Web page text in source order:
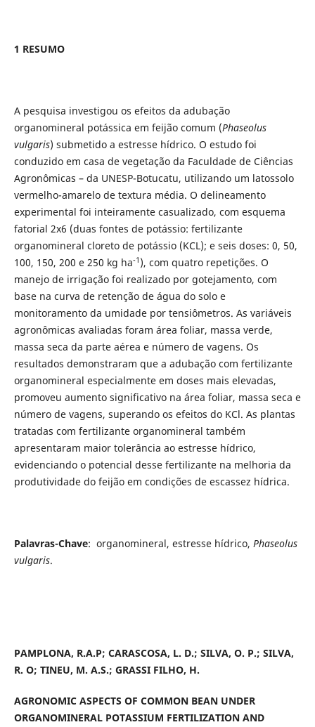
1 RESUMO
A pesquisa investigou os efeitos da adubação
organomineral potássica em feijão comum (Phaseolus
vulgaris) submetido a estresse hídrico. O estudo foi
conduzido em casa de vegetação da Faculdade de Ciências
Agronômicas – da UNESP-Botucatu, utilizando um latossolo
vermelho-amarelo de textura média. O delineamento
experimental foi inteiramente casualizado, com esquema
fatorial 2x6 (duas fontes de potássio: fertilizante
organomineral cloreto de potássio (KCL); e seis doses: 0, 50,
100, 150, 200 e 250 kg ha-1 ), com quatro repetições. O
manejo de irrigação foi realizado por gotejamento, com
base na curva de retenção de água do solo e
monitoramento da umidade por tensiômetros. As variáveis
agronômicas avaliadas foram área foliar, massa verde,
massa seca da parte aérea e número de vagens. Os
resultados demonstraram que a adubação com fertilizante
organomineral especialmente em doses mais elevadas,
promoveu aumento significativo na área foliar, massa seca e
número de vagens, superando os efeitos do KCl. As plantas
tratadas com fertilizante organomineral também
apresentaram maior tolerância ao estresse hídrico,
evidenciando o potencial desse fertilizante na melhoria da
produtividade do feijão em condições de escassez hídrica.
Palavras-Chave: organomineral, estresse hídrico, Phaseolus
vulgaris.
PAMPLONA, R.A.P; CARASCOSA, L. D.; SILVA, O. P.; SILVA,
R. O; TINEU, M. A.S.; GRASSI FILHO, H.
AGRONOMIC ASPECTS OF COMMON BEAN UNDER
ORGANOMINERAL POTASSIUM FERTILIZATION AND